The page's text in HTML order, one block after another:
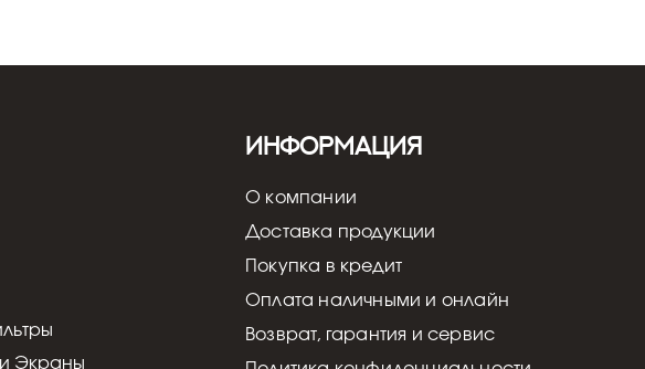
и Экраны
Информация
О компании
Доставка продукции
Покупка в кредит
Оплата наличными и онлайн
Возврат, гарантия и сервис